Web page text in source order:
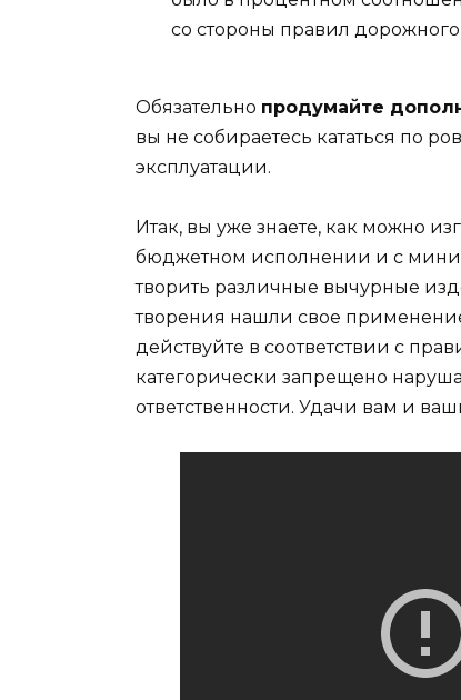
со стороны правил
Обязательно продумайте
вы не собираетесь кататься по
эксплуатации.
Итак, вы уже знаете, как можно
бюджетном исполнении и с
творить различные вычурные
творения нашли свое
действуйте в соответствии с
категорически запрещено
ответственности. Удачи вам и